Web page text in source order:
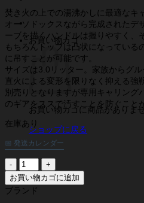
お買い物カゴ
お買い物カゴに商品がありま
ショップに戻る
焚き火の上での湯沸かしに最適なキ
オーソドックスながら完成されたデ
ーブを描くハンドルは握りやすく、
もちろんトップは凸状になっている
に吊すことが可能です。
サイズは3.0リッター。家族からグル
直火による変形を限りなく抑える強
別売りとなりますが専用キャリング
のギアをススで汚すことを防ぐこと
在庫あり
📅 発送カレンダー
ム
ー
リ
ッ
お買い物カゴに追加
ブランド